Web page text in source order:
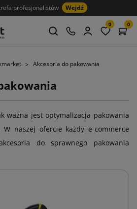
profesjonalistów Wejdź
0 0
Akcesoria do pakowania
ważna jest optymalizacja pakowania
W naszej ofercie każdy e-commerce
do sprawnego pakowania